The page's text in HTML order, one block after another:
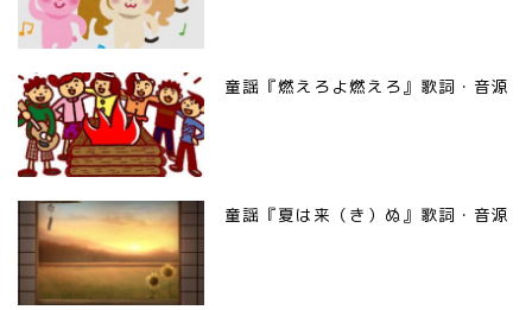
童謡『燃えろよ燃えろ』歌詞・音源
童謡『夏は来（き）ぬ』歌詞・音源